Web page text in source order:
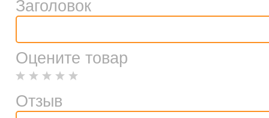
Заголовок
Оцените товар
Отзыв